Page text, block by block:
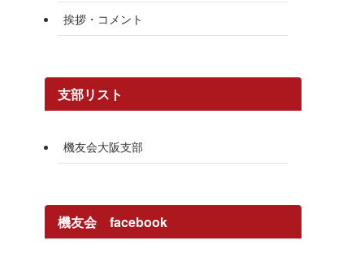
挨拶・コメント
支部リスト
機友会大阪支部
機友会 facebook